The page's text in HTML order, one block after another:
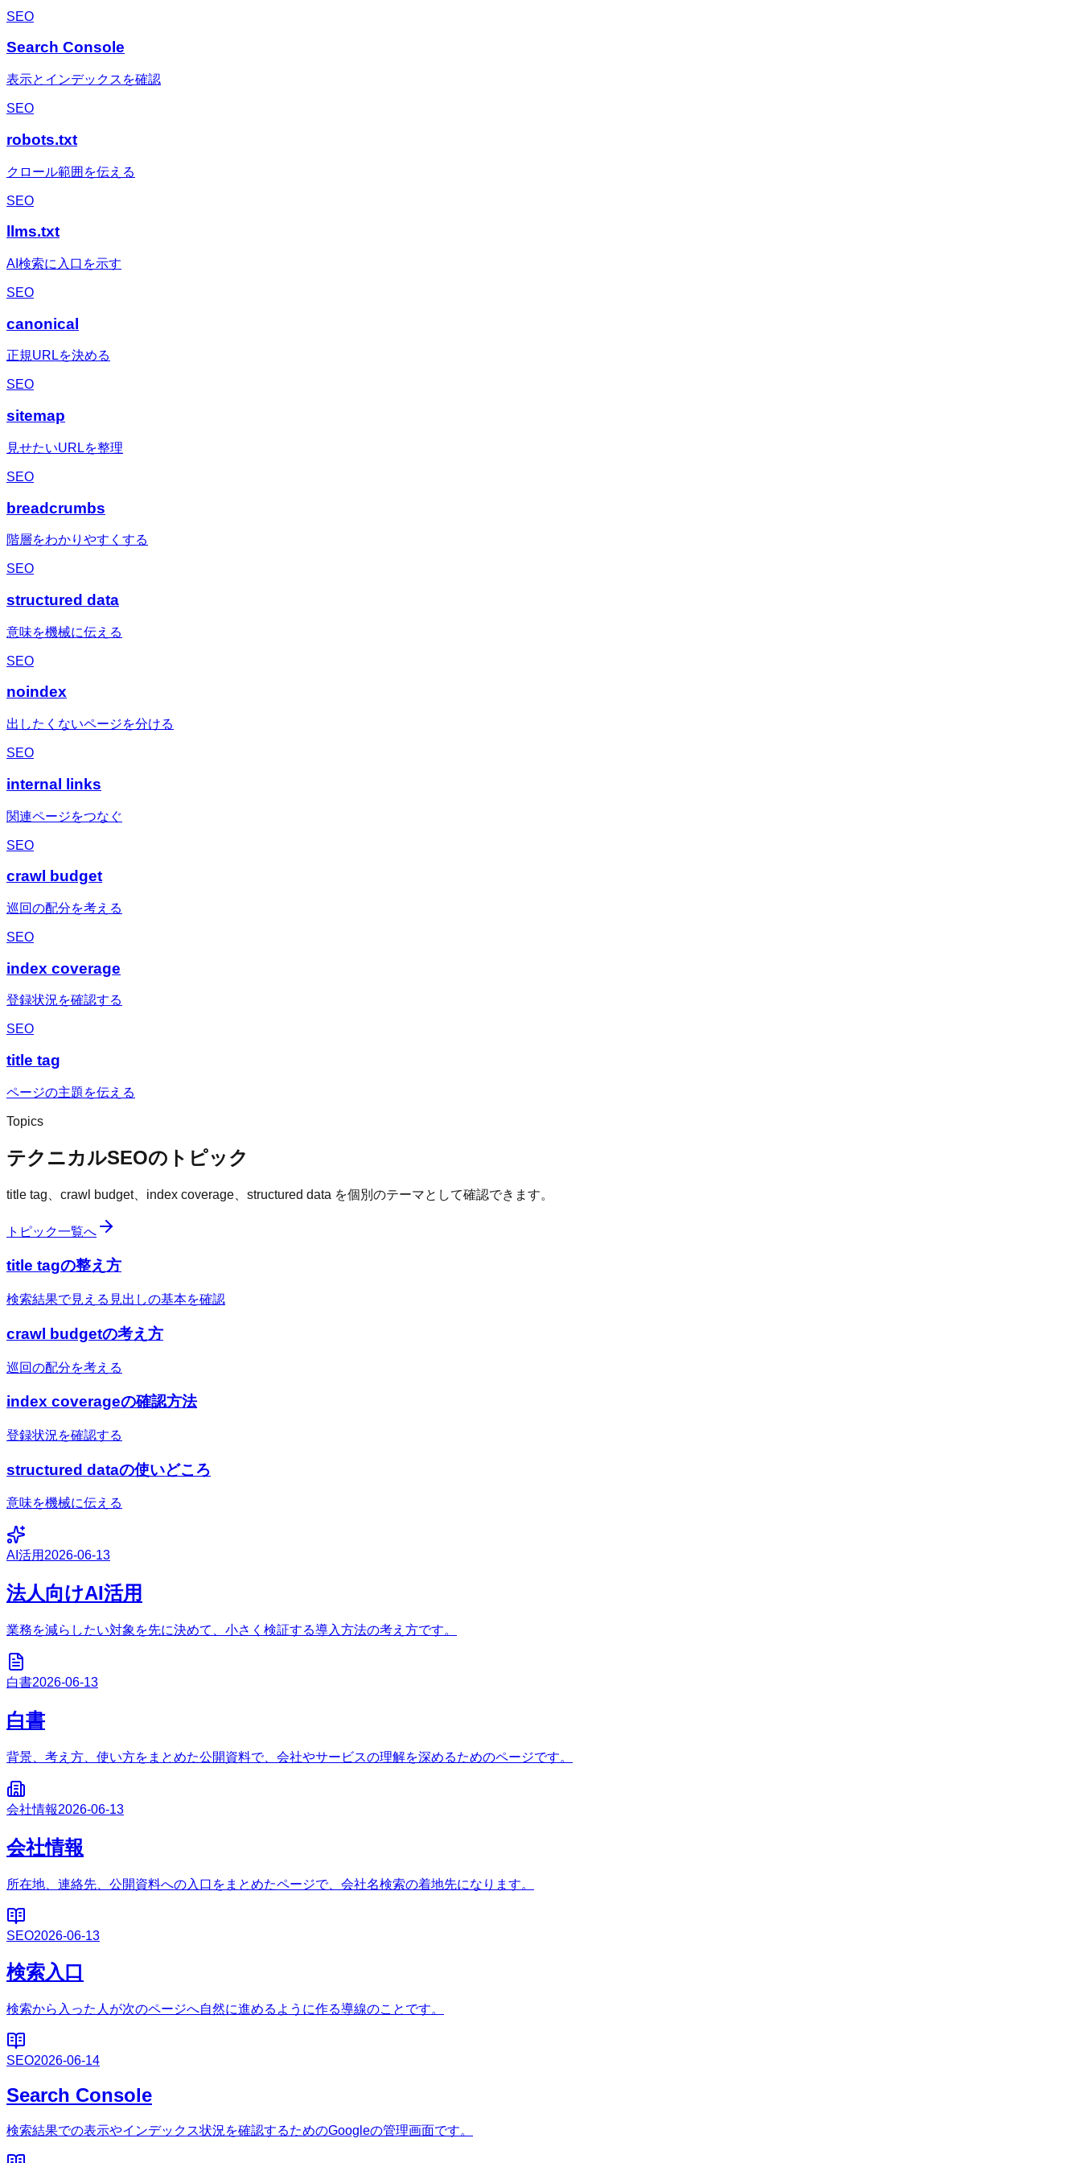
SEO
Search Console
表示とインデックスを確認
SEO
robots.txt
クロール範囲を伝える
SEO
llms.txt
AI検索に入口を示す
SEO
canonical
正規URLを決める
SEO
sitemap
見せたいURLを整理
SEO
breadcrumbs
階層をわかりやすくする
SEO
structured data
意味を機械に伝える
SEO
noindex
出したくないページを分ける
SEO
internal links
関連ページをつなぐ
SEO
crawl budget
巡回の配分を考える
SEO
index coverage
登録状況を確認する
SEO
title tag
ページの主題を伝える
Topics
テクニカルSEOのトピック
title tag、crawl budget、index coverage、structured data を個別のテーマとして確認できます。
トピック一覧へ
title tagの整え方
検索結果で見える見出しの基本を確認
crawl budgetの考え方
巡回の配分を考える
index coverageの確認方法
登録状況を確認する
structured dataの使いどころ
意味を機械に伝える
AI活用2026-06-13
法人向けAI活用
業務を減らしたい対象を先に決めて、小さく検証する導入方法の考え方です。
白書2026-06-13
白書
背景、考え方、使い方をまとめた公開資料で、会社やサービスの理解を深めるためのページです。
会社情報2026-06-13
会社情報
所在地、連絡先、公開資料への入口をまとめたページで、会社名検索の着地先になります。
SEO2026-06-13
検索入口
検索から入った人が次のページへ自然に進めるように作る導線のことです。
SEO2026-06-14
Search Console
検索結果での表示やインデックス状況を確認するためのGoogleの管理画面です。